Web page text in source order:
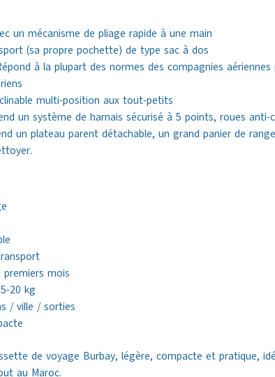
un mécanisme de pliage rapide à une main
(sa propre pochette) de type sac à dos
à la plupart des normes des compagnies
multi-position aux tout-petits
un système de harnais sécurisé à 5 points, roues
un plateau parent détachable, un grand panier de
premiers mois
20 kg
/ ville / sorties
de voyage Burbay, légère, compacte et pratique,
au Maroc.